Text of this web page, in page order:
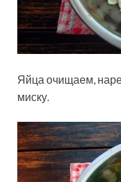
Яйца очищаем,
миску.